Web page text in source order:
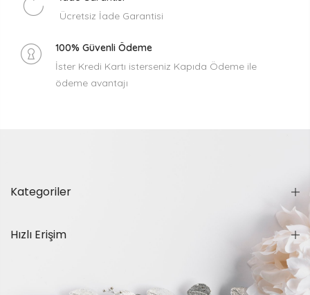
Ücretsiz İade Garantisi
100% Güvenli Ödeme
İster Kredi Kartı isterseniz Kapıda Ödeme ile
ödeme avantajı
Kategoriler
Hızlı Erişim